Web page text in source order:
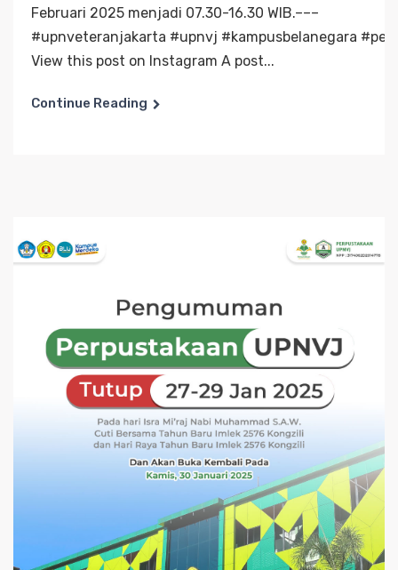
Februari 2025 menjadi 07.30-16.30 WIB.–––
#upnveteranjakarta #upnvj #kampusbelanegara
View this post on Instagram A post...
Continue Reading